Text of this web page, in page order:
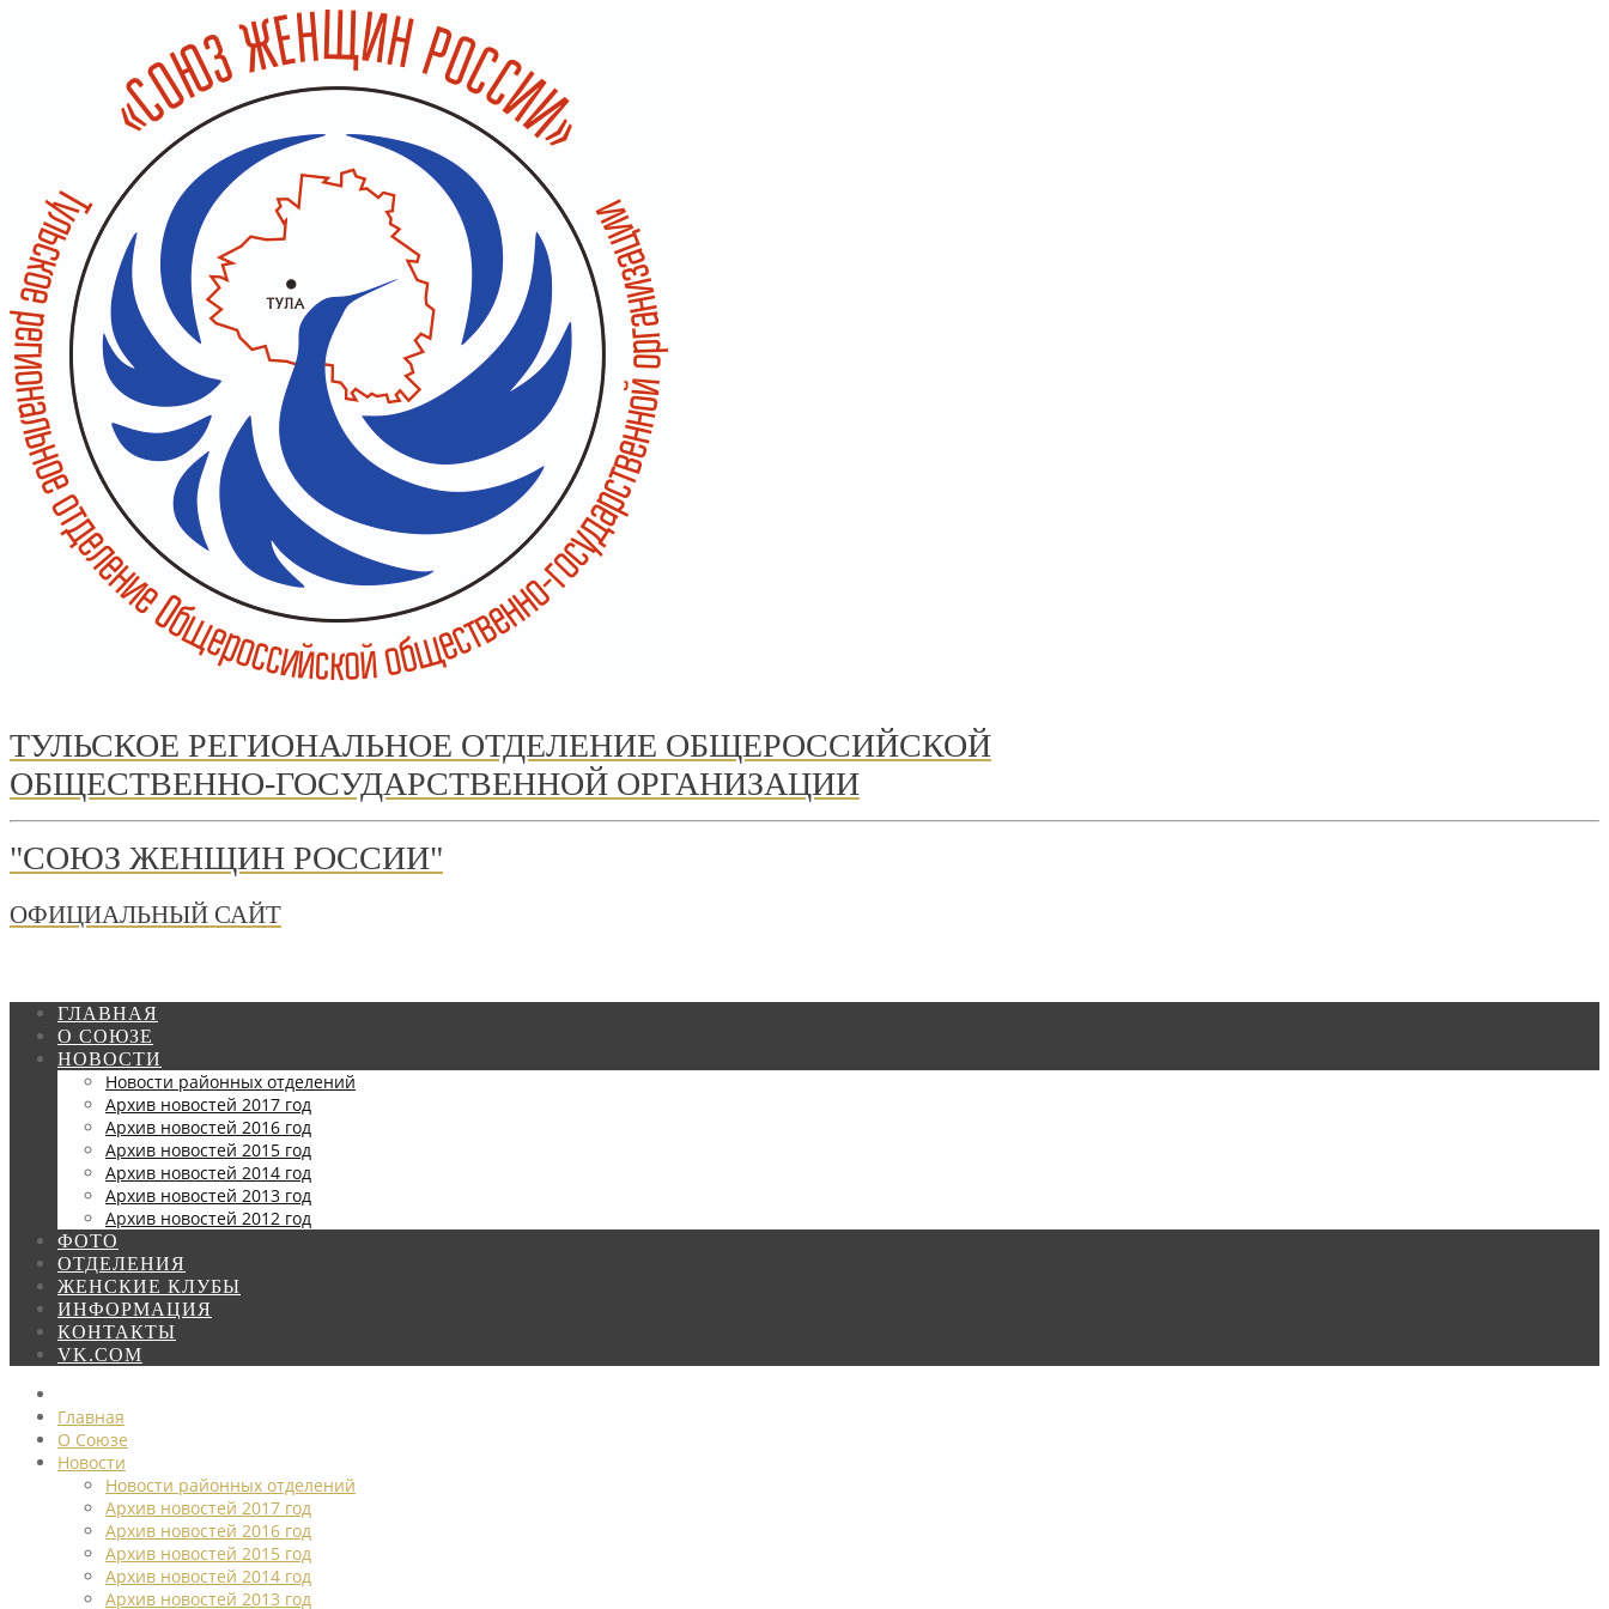
ТУЛЬСКОЕ РЕГИОНАЛЬНОЕ ОТДЕЛЕНИЕ ОБЩЕРОССИЙСКОЙ
ОБЩЕСТВЕННО-ГОСУДАРСТВЕННОЙ ОРГАНИЗАЦИИ
"СОЮЗ ЖЕНЩИН РОССИИ"
ОФИЦИАЛЬНЫЙ САЙТ
ГЛАВНАЯ
О СОЮЗЕ
НОВОСТИ
Новости районных отделений
Архив новостей 2017 год
Архив новостей 2016 год
Архив новостей 2015 год
Архив новостей 2014 год
Архив новостей 2013 год
Архив новостей 2012 год
ФОТО
ОТДЕЛЕНИЯ
ЖЕНСКИЕ КЛУБЫ
ИНФОРМАЦИЯ
КОНТАКТЫ
VK.COM
Главная
О Союзе
Новости
Новости районных отделений
Архив новостей 2017 год
Архив новостей 2016 год
Архив новостей 2015 год
Архив новостей 2014 год
Архив новостей 2013 год